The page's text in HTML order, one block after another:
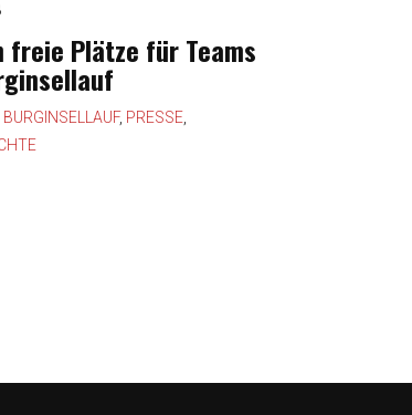
freie Plätze für Teams
, PRESSE